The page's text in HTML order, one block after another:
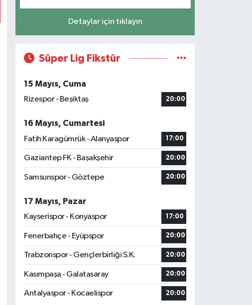
Detaylar için tıklayın
Süper Lig Fikstür
15 Mayıs, Cuma
Rizespor - Beşiktaş
20:00
16 Mayıs, Cumartesi
Fatih Karagümrük - Alanyaspor
17:00
Gaziantep FK - Başakşehir 20:00
Samsunspor - Göztepe 20:00
17 Mayıs, Pazar
Kayserispor - Konyaspor
17:00
Fenerbahçe - Eyüpspor 20:00
Trabzonspor - Gençlerbirliği S.K. 20:00
Kasımpaşa - Galatasaray 20:00
Antalyaspor - Kocaelispor 20:00